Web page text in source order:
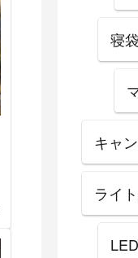
寝
キャ
ライ